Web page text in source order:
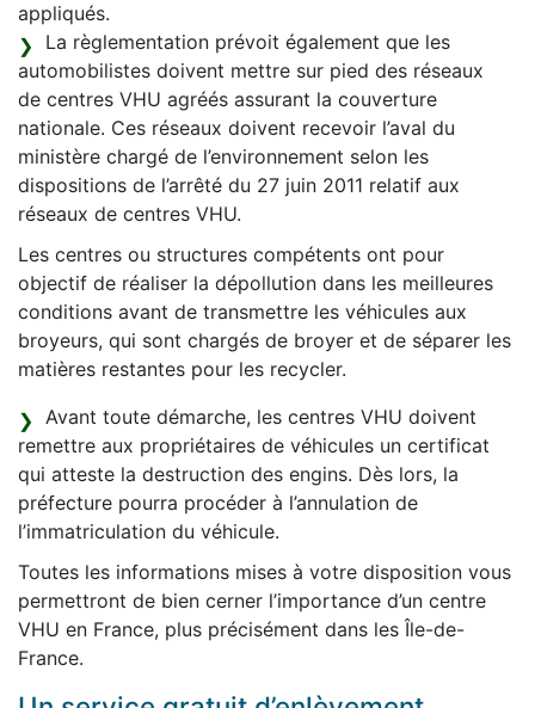
appliqués.
La règlementation prévoit également que les
automobilistes doivent mettre sur pied des réseaux
de centres VHU agréés assurant la couverture
nationale. Ces réseaux doivent recevoir l’aval du
ministère chargé de l’environnement selon les
dispositions de l’arrêté du 27 juin 2011 relatif aux
réseaux de centres VHU.
Les centres ou structures compétents ont pour
objectif de réaliser la dépollution dans les meilleures
conditions avant de transmettre les véhicules aux
broyeurs, qui sont chargés de broyer et de séparer les
matières restantes pour les recycler.
Avant toute démarche, les centres VHU doivent
remettre aux propriétaires de véhicules un certificat
qui atteste la destruction des engins. Dès lors, la
préfecture pourra procéder à l’annulation de
l’immatriculation du véhicule.
Toutes les informations mises à votre disposition vous
permettront de bien cerner l’importance d’un centre
VHU en France, plus précisément dans les Île-de-
France.